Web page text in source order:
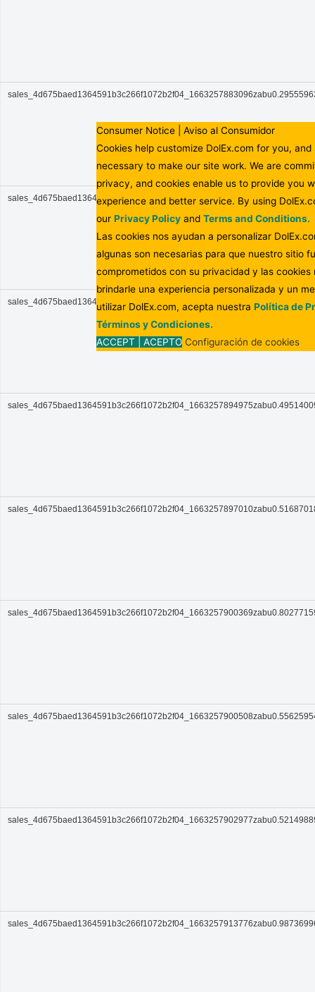
Consumer Notice | Aviso al Consumidor
Cookies help customize DolEx.com for you, and
necessary to make our site work. We are
privacy, and cookies enable us to provide you
experience and better service. By using
our Privacy Policyand Terms and Conditions.
Las cookies nos ayudan a personalizar
algunas son necesarias para que nuestro sitio
comprometidos con su privacidad y las cookies
brindarle una experiencia personalizada y un
utilizar DolEx.com, acepta nuestra Política de
Términos y Condiciones.
ACCEPT | ACEPTO Configuración de cookies